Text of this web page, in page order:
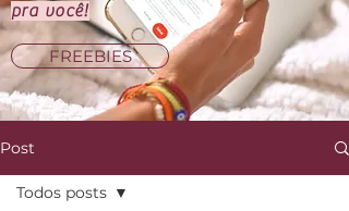
pra você!
FREEBIES
Post
Todos posts